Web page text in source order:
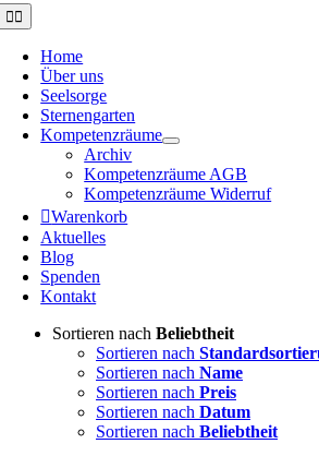
Toggle
Navigation
Home
Über uns
Seelsorge
Sternengarten
Kompetenzräume
Archiv
Kompetenzräume AGB
Kompetenzräume Widerruf
Warenkorb
Aktuelles
Blog
Spenden
Kontakt
Sortieren nach Beliebtheit
Sortieren nach
Sortieren nach Name
Sortieren nach Preis
Sortieren nach Datum
Sortieren nach Beliebtheit